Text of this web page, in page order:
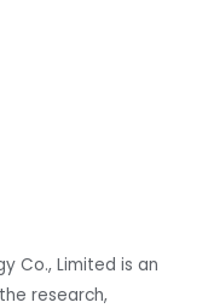
Co., Limited is an
research,